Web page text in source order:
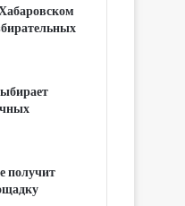
получит